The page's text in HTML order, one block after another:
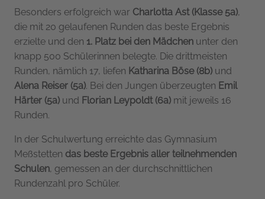
Besonders erfolgreich war Charlotta Ast (Klasse 5a),
die mit 20 gelaufenen Runden das beste Ergebnis
erzielte und den 1. Platz bei den Mädchen unter den
knapp 500 Schülerinnen belegte. Die drittmeisten
Runden, nämlich 17, liefen Katharina Böse (8b) und
Alena Reiser (5a). Bei den Jungen überzeugten Emil
Härter (5a) und Florian Leypoldt (6a) mit jeweils 16
Runden.
In der Schulwertung erreichte das Gymnasium
Meßstetten das beste Ergebnis aller teilnehmenden
Schulen, gemessen an der durchschnittlichen
Rundenzahl pro Schüler.